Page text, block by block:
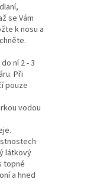
se Vám
k nosu a
ní 2 - 3
Při
pouze
vodou
látkový
topné
a hned